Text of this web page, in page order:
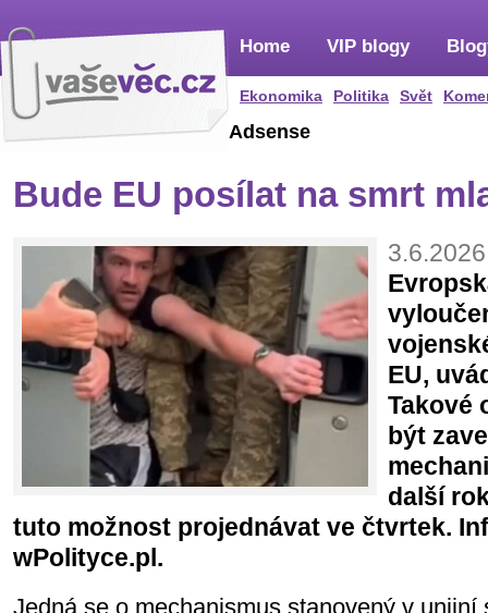
Home
Ekonomika Politika Svět
VIP blogy
Adsense
Bude EU posílat na smrt
EU,
Takové
být
další
tuto možnost projednávat ve čtvrtek.
wPolityce.pl.
Jedná se o mechanismus stanovený v